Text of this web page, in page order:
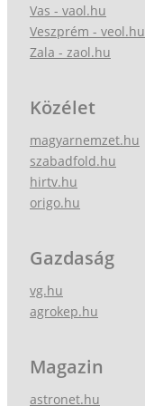
Vas - vaol.hu
Veszprém - veol.hu
Zala - zaol.hu
Közélet
magyarnemzet.hu
szabadfold.hu
hirtv.hu
origo.hu
Gazdaság
vg.hu
agrokep.hu
Magazin
astronet.hu